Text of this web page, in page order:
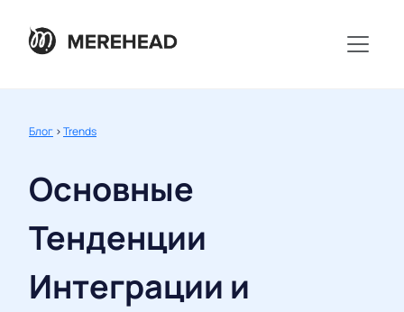
Блог >Trends
Основные
Тенденции
Интеграции и